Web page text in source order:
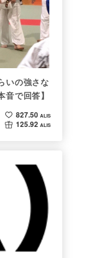
いの強さな
で回答】
827.50 ALIS
125.92 ALIS